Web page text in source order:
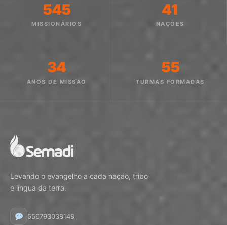
545
MISSIONÁRIOS
41
NAÇÕES
34
ANOS DE MISSÃO
55
TURMAS FORMADAS
Levando o evangelho a cada nação, tribo
e língua da terra.
556793038148